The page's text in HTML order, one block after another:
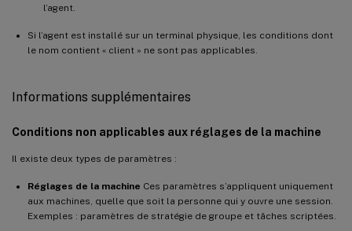
l’agent.
Si l’agent est installé sur un terminal physique, les conditions dont
le nom contient « client » ne sont pas applicables.
Informations supplémentaires
Conditions non applicables aux réglages de la machine
Il existe deux types de paramètres :
Réglages de la machine Ces paramètres s’appliquent uniquement
aux machines, quelle que soit la personne qui y ouvre une session.
Exemples : paramètres de stratégie de groupe et tâches scriptées.